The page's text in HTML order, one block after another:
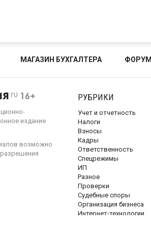
МАГАЗИН БУХГАЛТЕРА ФОРУМ
ru 16+
издание
возможно
РУБРИКИ
Учет и отчетность
Налоги
Взносы
Кадры
Ответственность
Спецрежимы
ИП
Разное
Проверки
Судебные споры
Организация бизнеса
Интернет-технологии